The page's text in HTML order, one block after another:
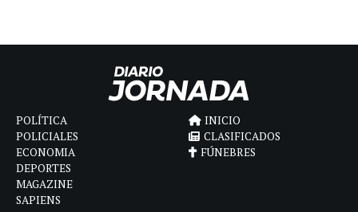
POLÍTICA
POLICIALES
ECONOMIA
DEPORTES
MAGAZINE
SAPIENS
INICIO
CLASIFICADOS
FÚNEBRES